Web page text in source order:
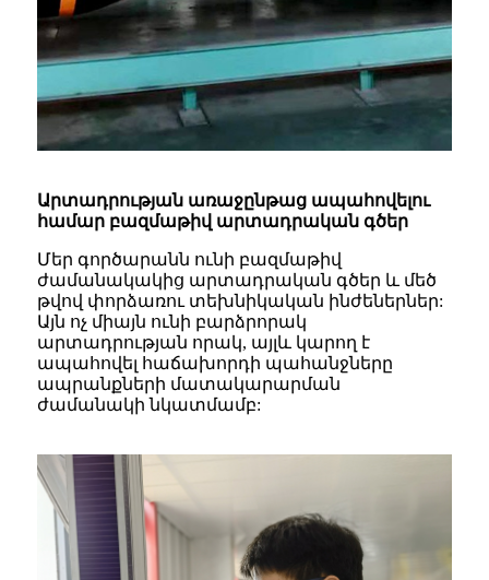
Արտադրության առաջընթաց ապահովելու
համար բազմաթիվ արտադրական գծեր
Մեր գործարանն ունի բազմաթիվ
ժամանակակից արտադրական գծեր և մեծ
թվով փորձառու տեխնիկական ինժեներներ:
Այն ոչ միայն ունի բարձրորակ
արտադրության որակ, այլև կարող է
ապահովել հաճախորդի պահանջները
ապրանքների մատակարարման
ժամանակի նկատմամբ: